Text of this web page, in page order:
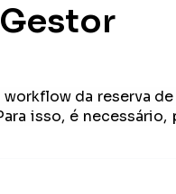
da reserva de
isso, é necessário,